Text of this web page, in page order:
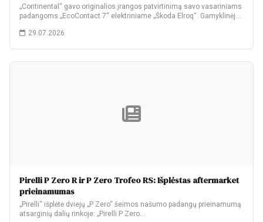
„Continental“ gavo originalios įrangos patvirtinimą savo vasariniams
padangoms „EcoContact 7“ elektriniame „Škoda Elroq“. Gamyklinėje
29.07.2026
Pirelli P Zero R ir P Zero Trofeo RS: Išplėstas aftermarket
prieinamumas
„Pirelli“ išplėtė dviejų „P Zero“ šeimos našumo padangų prieinamumą
atsarginių dalių rinkoje: „Pirelli P Zero…